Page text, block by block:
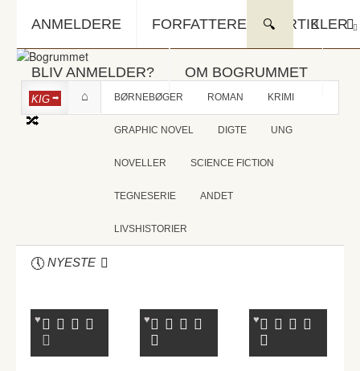
ANMELDERE FORFATTERE ARTIKLER
BLIV ANMELDER? OM BOGRUMMET
KIG BØRNEBØGER ROMAN KRIMI
GRAPHIC NOVEL DIGTE UNG
NOVELLER SCIENCE FICTION
TEGNESERIE ANDET
LIVSHISTORIER
NYESTE